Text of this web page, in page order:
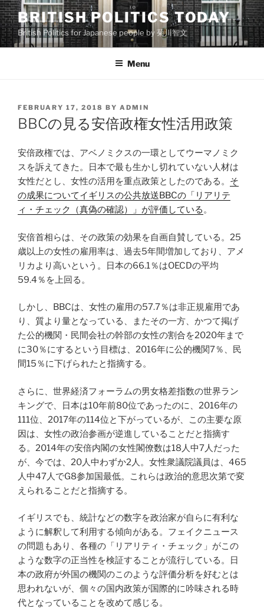
Skip
to
content
BRITISH POLITICS TODAY
British Politics for Japanese people by 菊川智文
Menu
POSTED
ON
FEBRUARY 17, 2018 BY ADMIN
BBCの見る安倍政権女性活用政策
安倍政権では、アベノミクスの一環としてウーマノミク
スを訴えてきた。日本で最も生かし切れていない人材は
女性だとし、女性の活用を重点政策としたのである。 そ
の成果についてイギリスの公共放送BBCの「リアリテ
ィ・チェック（真偽の確認）」が評価している。
安倍首相らは、その政策の効果を自画自賛している。25
歳以上の女性の雇用率は、過去5年間増加しており、アメ
リカより高いという。日本の66.1％はOECDの平均
59.4％を上回る。
しかし、BBCは、女性の雇用の57.7％は非正規雇用であ
り、質より量となっている、またその一方、かつて掲げ
た公的機関・民間会社の幹部の女性の割合を2020年まで
に30％にするという目標は、2016年に公的機関7％、民
間15％に下げられたと指摘する。
さらに、世界経済フォーラムの男女格差指数の世界ラン
キングで、日本は10年前80位であったのに、2016年の
111位、2017年の114位と下がっているが、この主要な原
因は、女性の政治参画が逆進していることだと指摘す
る。2014年の安倍内閣の女性閣僚数は18人中7人だった
が、今では、20人中わずか2人。女性衆議院議員は、465
人中47人でG8参加国最低。これらは政治的意思次第で変
えられることだと指摘する。
イギリスでも、統計などの数字を政治家が自らに有利な
ように解釈して利用する傾向がある。フェイクニュース
の問題もあり、各種の「リアリティ・チェック」がこの
ような数字の正当性を検証することが流行している。日
本の政府が外国の機関のこのような評価分析を好むとは
思われないが、個々の国内政策が国際的に吟味される時
代となっていることを改めて感じる。